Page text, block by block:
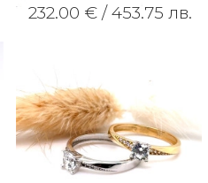
232.00 € / 453.75 лв.